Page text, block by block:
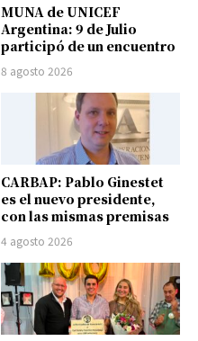
MUNA de UNICEF
Argentina: 9 de Julio
participó de un encuentro
8 agosto 2026
CARBAP: Pablo Ginestet
es el nuevo presidente,
con las mismas premisas
4 agosto 2026